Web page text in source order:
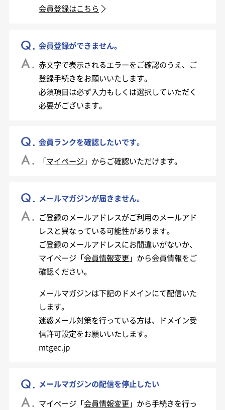
会員登録はこちら
会員登録ができません。
赤文字で表示されるエラーをご確認のうえ、ご
登録手続きをお願いいたします。
必須項目は必ず入力もしくは選択していただく
必要がございます。
会員ランクを確認したいです。
「 マイページ 」からご確認いただけます。
メールマガジンが届きません。
ご登録のメールアドレスがご利用のメールアド
レスと異なっている可能性があります。
ご登録のメールアドレスにお間違いがないか、
マイページ「会員情報変更 」から会員情報をご
確認ください。
メールマガジンは下記のドメインにて配信いた
します。
迷惑メール対策を行っている方は、ドメイン受
信許可設定をお願いいたします。
mtgec.jp
メールマガジンの配信を停止したい
マイページ「会員情報変更 」から手続きを行っ